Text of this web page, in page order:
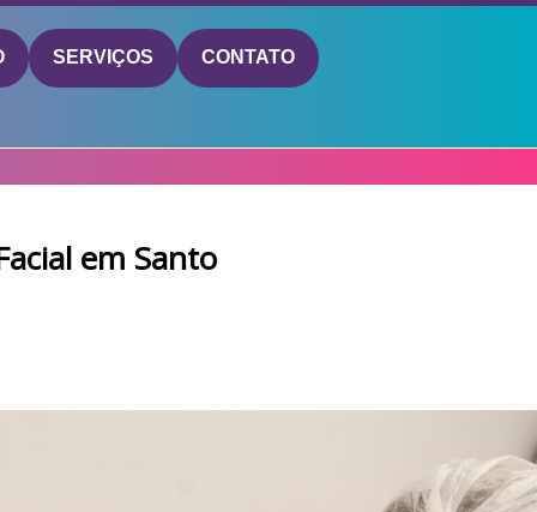
SERVIÇOS CONTATO
em Santo